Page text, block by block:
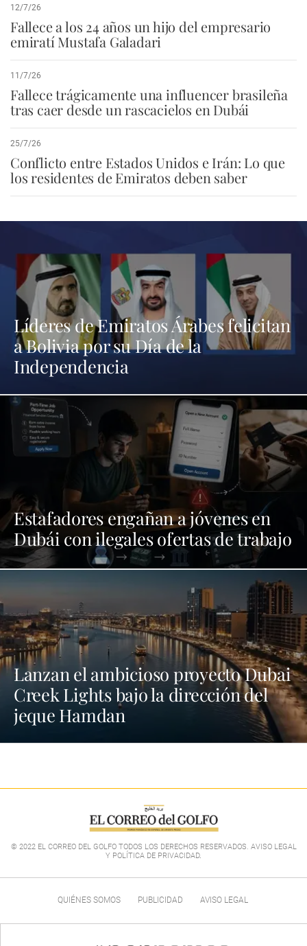
12/7/26
Fallece a los 24 años un hijo del empresario
emiratí Mustafa Galadari
11/7/26
Fallece trágicamente una influencer brasileña
tras caer desde un rascacielos en Dubái
25/7/26
Conflicto entre Estados Unidos e Irán: Lo que
los residentes de Emiratos deben saber
Líderes de Emiratos Árabes felicitan
a Bolivia por su Día de la
Independencia
Estafadores engañan a jóvenes en
Dubái con ilegales ofertas de trabajo
Lanzan el ambicioso proyecto Dubai
Creek Lights bajo la dirección del
jeque Hamdan
© 2022 EL CORREO DEL GOLFO TODOS LOS DERECHOS RESERVADOS. AVISO LEGAL
Y POLÍTICA DE PRIVACIDAD.
QUIÉNES SOMOS PUBLICIDAD AVISO LEGAL